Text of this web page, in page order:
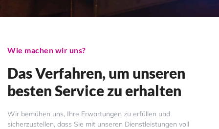
Wie machen wir uns?
Das Verfahren, um unseren
besten Service zu erhalten
Wir bemühen uns, Ihre Erwartungen zu erfüllen und
sicherzustellen, dass Sie mit unseren Dienstleistungen voll